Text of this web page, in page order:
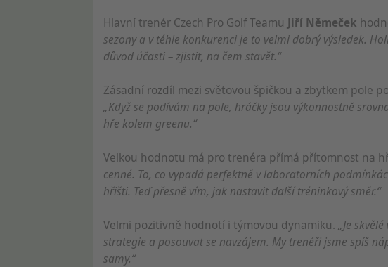
Hlavní trenér Czech Pro Golf Teamu Jiří Němeček
sezony a v téhle konkurenci je to velmi dobrý výsledek.
důvod účasti – zjistit, na čem stavět.“
Zásadní rozdíl mezi světovou špičkou a zbytkem pole
„Když se podívám na pole, hráčky jsou výkonnostně
hře kolem greenu.“
Velkou hodnotu má pro trenéra přímá přítomnost na
cenné. To, co vypadá perfektně v laboratorních
hřišti. Teď přesně vím, jak nastavit další tréninkový směr.“
Velmi pozitivně hodnotí i týmovou dynamiku. „Je
strategie a posouvat se navzájem. My trenéři jsme spíš
samy.“
Porozumění publiku prostřednictvím statistik nebo kombinací údajů z
Použití omezených údajů k výběru obsahu
Identifikace zařízení na základě aktivně vyžádaných informací
Účely zpracování, které nesouvisejí s IAB: